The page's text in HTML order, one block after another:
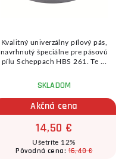
Kvalitný univerzálny pílový pás,
navrhnutý špeciálne pre pásovú
pílu Scheppach HBS 261. Te ...
SKLADOM
Akčná cena
14,50 €
Ušetríte 12%
Pôvodná cena:16,40 €